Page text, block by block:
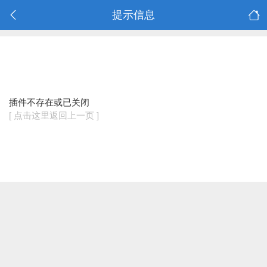
提示信息
插件不存在或已关闭
[ 点击这里返回上一页 ]